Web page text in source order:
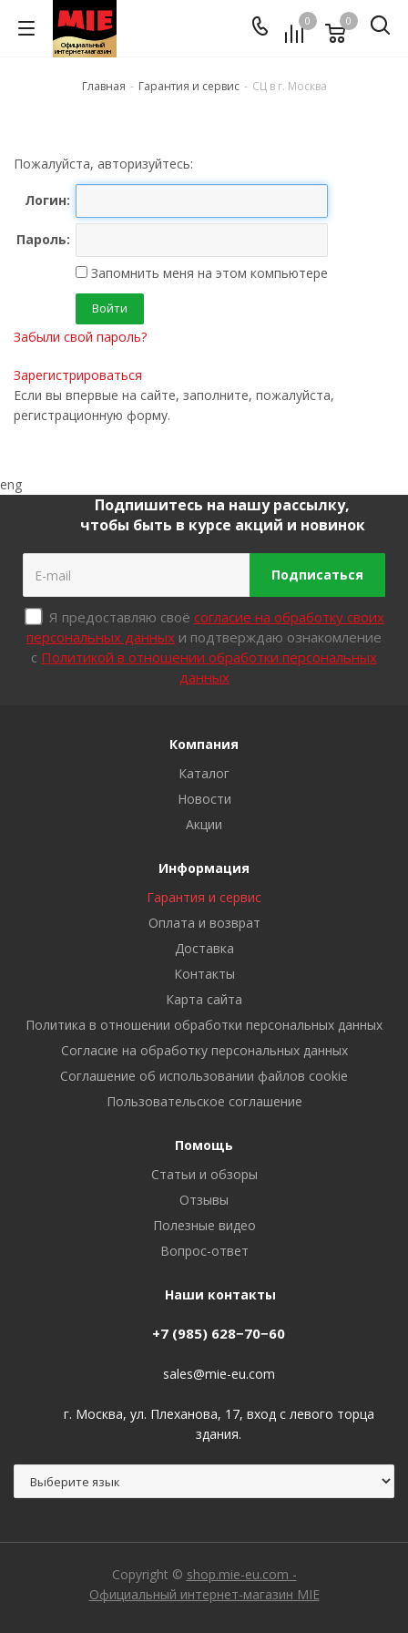
Официальный
интернет-магазин
0 0
Главная - Гарантия и сервис - СЦ в г. Москва
Пожалуйста, авторизуйтесь:
Логин:
Пароль:
Запомнить меня на этом компьютере
Забыли свой пароль?
Зарегистрироваться
Если вы впервые на сайте, заполните, пожалуйста,
регистрационную форму.
eng
Подпишитесь на нашу рассылку,
чтобы быть в курсе акций и новинок
Я предоставляю своё согласие на обработку своих
персональных данных и подтверждаю ознакомление
с Политикой в отношении обработки персональных
данных
Подписаться
Компания
Каталог
Новости
Акции
Информация
Гарантия и сервис
Оплата и возврат
Доставка
Контакты
Карта сайта
Политика в отношении обработки персональных данных
Cогласие на обработку персональных данных
Cоглашение об использовании файлов cookie
Пользовательское соглашение
Помощь
Статьи и обзоры
Отзывы
Полезные видео
Вопрос-ответ
Наши контакты
+7 (985) 628−70−60
sales@mie-eu.com
г. Москва, ул. Плеханова, 17, вход с левого торца
здания.
Copyright © shop.mie-eu.com -
Официальный интернет-магазин MIE